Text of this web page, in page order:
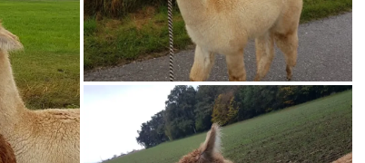
Bild melden
von Christopher